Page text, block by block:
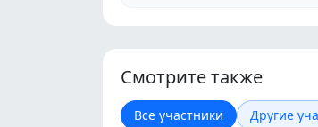
Смотрите также
Все участники Другие